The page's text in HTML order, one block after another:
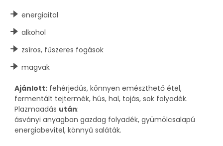
energiaital
alkohol
zsíros, fűszeres fogások
magvak
Ajánlott:fehérjedús, könnyen emészthető étel,
fermentált tejtermék, hús, hal, tojás, sok folyadék.
Plazmaadás után:
ásványi anyagban gazdag folyadék, gyümölcsalapú
energiabevitel, könnyű saláták.